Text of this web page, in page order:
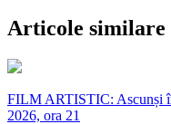
Articole similare
FILM ARTISTIC: Ascunși
2026, ora 21